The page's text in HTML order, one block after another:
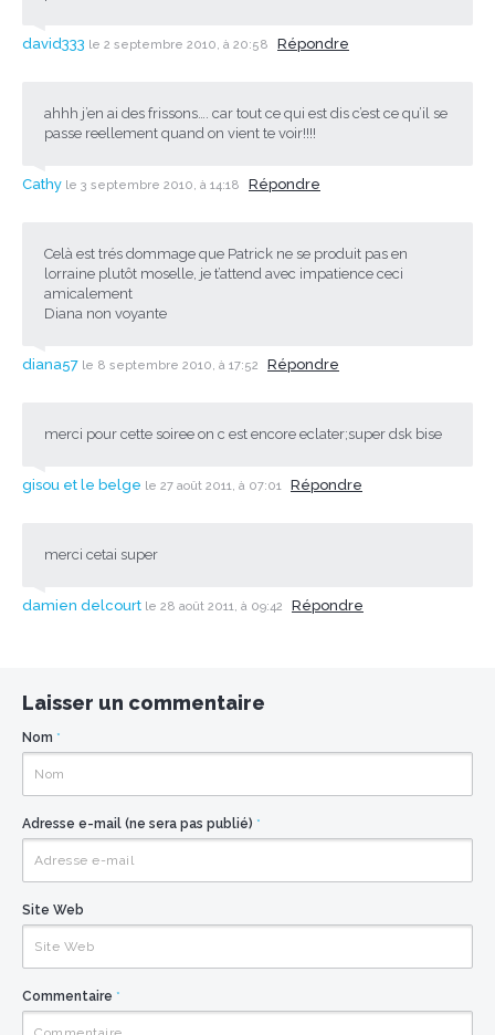
david333 le 2 septembre 2010, à 20:58 Répondre
ahhh j’en ai des frissons…. car tout ce qui est dis c’est ce qu’il se
passe reellement quand on vient te voir!!!!
Cathy le 3 septembre 2010, à 14:18 Répondre
Celà est trés dommage que Patrick ne se produit pas en
lorraine plutôt moselle, je t’attend avec impatience ceci
amicalement
Diana non voyante
diana57 le 8 septembre 2010, à 17:52 Répondre
merci pour cette soiree on c est encore eclater;super dsk bise
gisou et le belge le 27 août 2011, à 07:01 Répondre
merci cetai super
damien delcourt le 28 août 2011, à 09:42 Répondre
Laisser un commentaire
Nom *
Adresse e-mail (ne sera pas publié) *
Site Web
Commentaire *